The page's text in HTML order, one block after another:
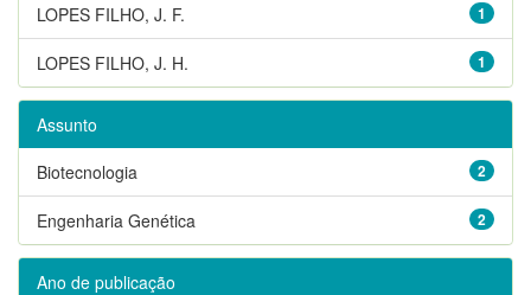
1
LOPES FILHO, J. F.
1
LOPES FILHO, J. H.
Assunto
2
Biotecnologia
2
Engenharia Genética
Ano de publicação